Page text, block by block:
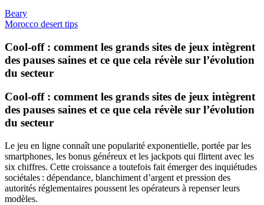
Beary
Morocco desert tips
Cool‑off : comment les grands sites de jeux intègrent
des pauses saines et ce que cela révèle sur l’évolution
du secteur
Cool‑off : comment les grands sites de jeux intègrent
des pauses saines et ce que cela révèle sur l’évolution
du secteur
Le jeu en ligne connaît une popularité exponentielle, portée par les
smartphones, les bonus généreux et les jackpots qui flirtent avec les
six chiffres. Cette croissance a toutefois fait émerger des inquiétudes
sociétales : dépendance, blanchiment d’argent et pression des
autorités réglementaires poussent les opérateurs à repenser leurs
modèles.